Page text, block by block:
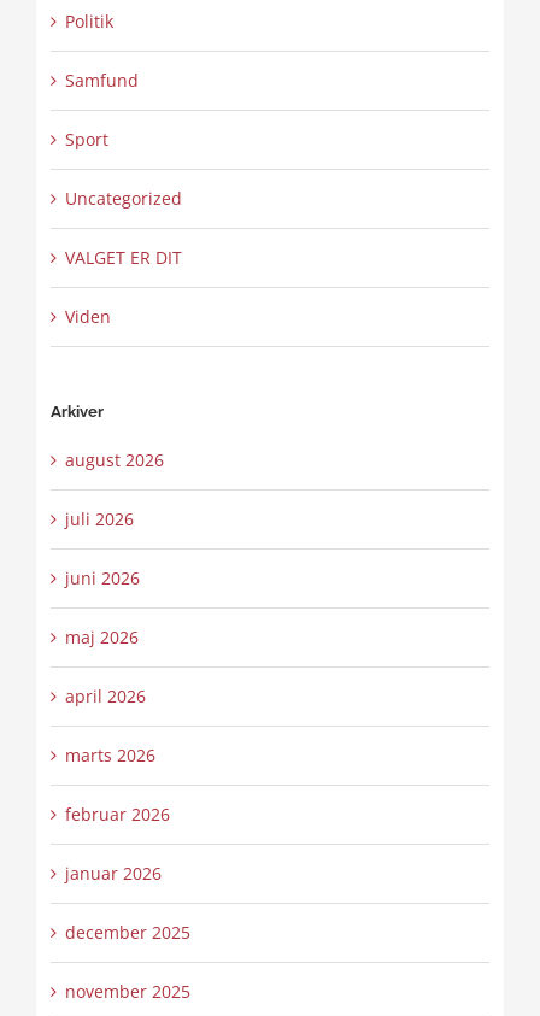
Politik
Samfund
Sport
Uncategorized
VALGET ER DIT
Viden
Arkiver
august 2026
juli 2026
juni 2026
maj 2026
april 2026
marts 2026
februar 2026
januar 2026
december 2025
november 2025